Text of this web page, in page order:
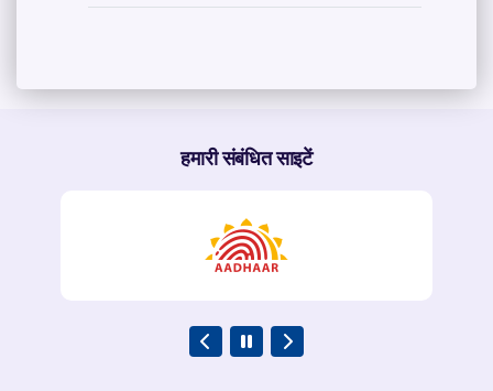
हमारी संबंधित साइटें